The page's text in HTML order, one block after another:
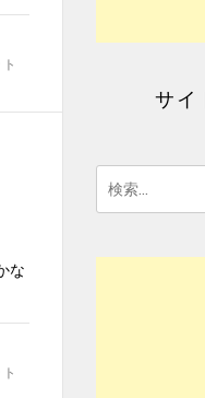
な
サイ
検
索: